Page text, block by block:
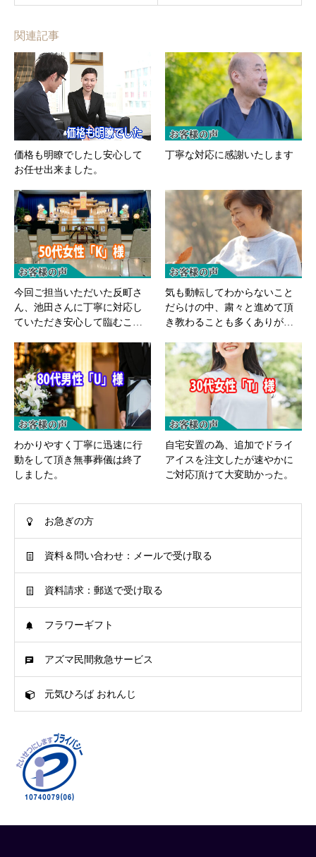
関連記事
価格も明瞭でしたし安心して
お任せ出来ました。
丁寧な対応に感謝いたします
今回ご担当いただいた反町さ
ん、池田さんに丁寧に対応し
ていただき安心して臨むこ…
気も動転してわからないこと
だらけの中、粛々と進めて頂
き教わることも多くありが…
わかりやすく丁寧に迅速に行
動をして頂き無事葬儀は終了
しました。
自宅安置の為、追加でドライ
アイスを注文したが速やかに
ご対応頂けて大変助かった。
お急ぎの方
資料＆問い合わせ：メールで受け取る
資料請求：郵送で受け取る
フラワーギフト
アズマ民間救急サービス
元気ひろば おれんじ